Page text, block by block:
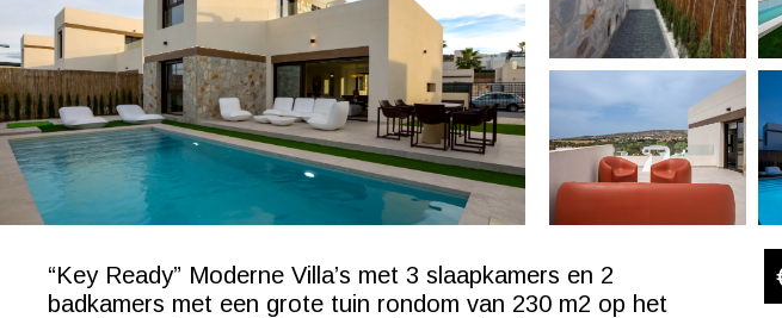
“Key Ready” Moderne Villa’s met 3 slaapkamers en 2
badkamers met een grote tuin rondom van 230 m2 op het